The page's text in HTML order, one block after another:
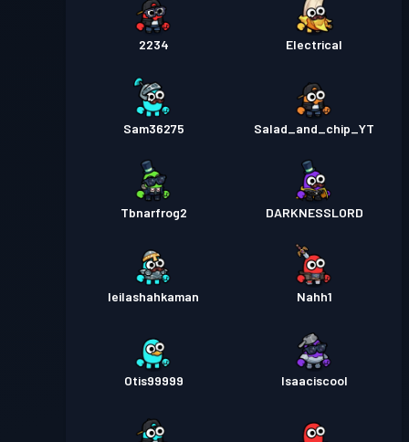
2234 Electrical
Sam36275 Salad_and_chip_YT
Tbnarfrog2 DARKNESSLORD
leilashahkaman Nahh1
Otis99999 Isaaciscool